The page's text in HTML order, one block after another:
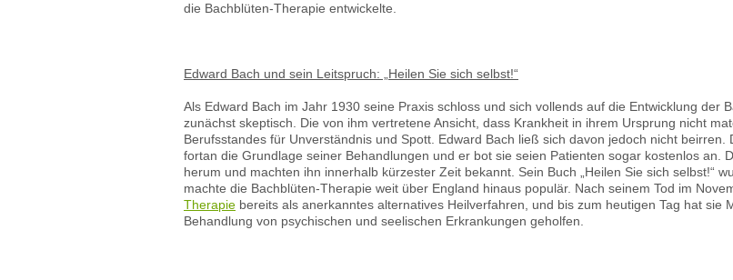
die Bachblüten-Therapie entwickelte.
Edward Bach und sein Leitspruch: „Heilen Sie sich selbst!“
Als Edward Bach im Jahr 1930 seine Praxis schloss und sich vollends auf die Entwicklung der
zunächst skeptisch. Die von ihm vertretene Ansicht, dass Krankheit in ihrem Ursprung nicht
Berufsstandes für Unverständnis und Spott. Edward Bach ließ sich davon jedoch nicht
fortan die Grundlage seiner Behandlungen und er bot sie seien Patienten sogar kostenlos an.
herum und machten ihn innerhalb kürzester Zeit bekannt. Sein Buch „Heilen Sie sich selbst!“
machte die Bachblüten-Therapie weit über England hinaus populär. Nach seinem Tod im
Therapie bereits als anerkanntes alternatives Heilverfahren, und bis zum heutigen Tag hat sie
Behandlung von psychischen und seelischen Erkrankungen geholfen.